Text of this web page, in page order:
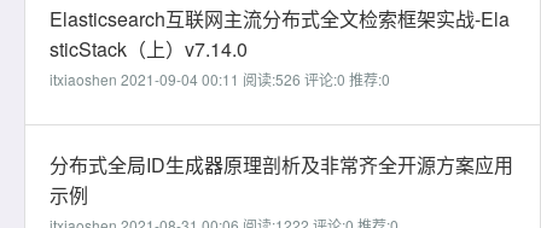
Elasticsearch互联网主流分布式全文检索框架实战-Ela
sticStack（上）v7.14.0
itxiaoshen 2021-09-04 00:11 阅读:526 评论:0 推荐:0
分布式全局ID生成器原理剖析及非常齐全开源方案应用
示例